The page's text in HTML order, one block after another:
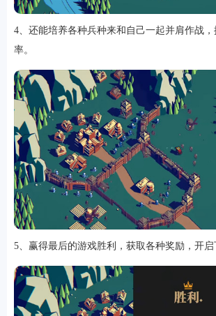
4、还能培养各种兵种来和自己一起并肩作战
率。
5、赢得最后的游戏胜利，获取各种奖励，开启